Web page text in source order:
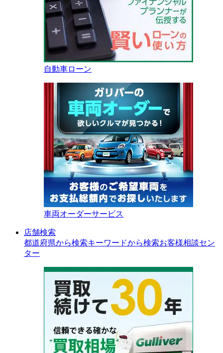
自動車ローン
車両オーダーサービス
店舗検索
都道府県から検索キーワードから検索お客様相談セン
ター